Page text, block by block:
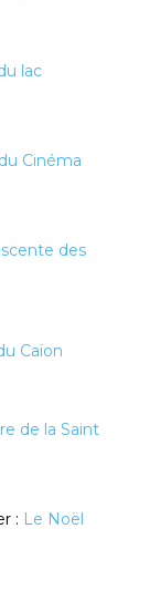
lac
Cinéma
des
Caïon
de la Saint
: Le Noël